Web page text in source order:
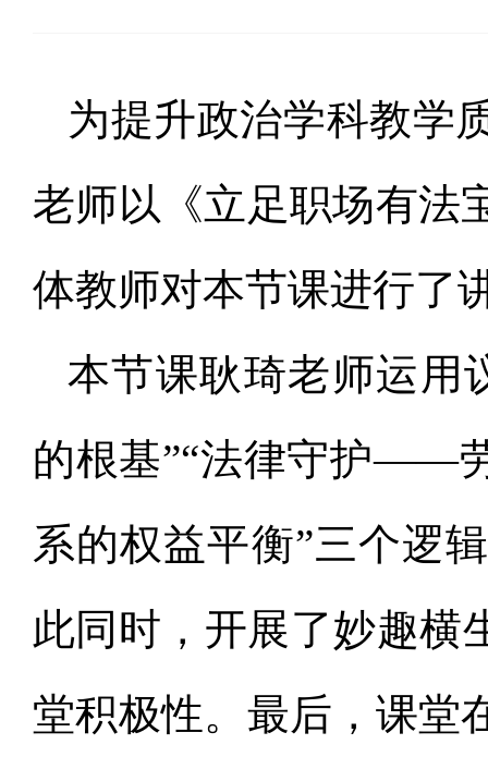
为提升政治学科教学
老师以《立足职场有法
体教师对本节课进行了
本节课耿琦老师运
的根基”“法律守护——
系的权益平衡”三个逻
此同时，开展了妙趣横
堂积极性。最后，课堂